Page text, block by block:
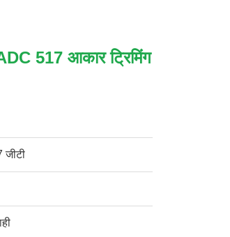
517 आकार ट्रिमिंग